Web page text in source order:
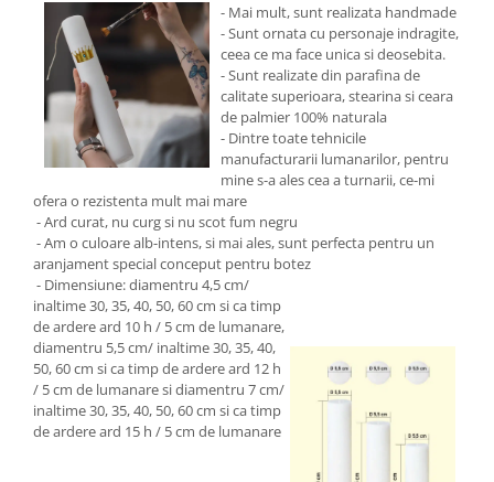
- Mai mult, sunt realizata handmade
- Sunt ornata cu personaje indragite,
ceea ce ma face unica si deosebita.
- Sunt realizate din parafina de
calitate superioara, stearina si ceara
de palmier 100% naturala
- Dintre toate tehnicile
manufacturarii lumanarilor, pentru
mine s-a ales cea a turnarii, ce-mi
ofera o rezistenta mult mai mare
- Ard curat, nu curg si nu scot fum negru
- Am o culoare alb-intens, si mai ales, sunt perfecta pentru un
aranjament special conceput pentru botez
- Dimensiune: diamentru 4,5 cm/
inaltime 30, 35, 40, 50, 60 cm si ca timp
de ardere ard 10 h / 5 cm de lumanare,
diamentru 5,5 cm/ inaltime 30, 35, 40,
50, 60 cm si ca timp de ardere ard 12 h
/ 5 cm de lumanare si diamentru 7 cm/
inaltime 30, 35, 40, 50, 60 cm si ca timp
de ardere ard 15 h / 5 cm de lumanare